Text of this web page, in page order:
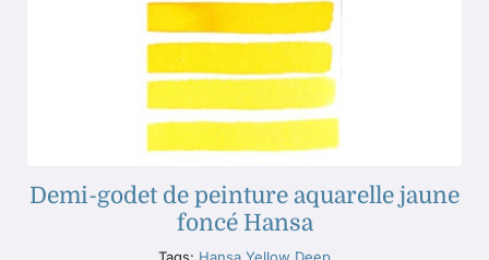
Demi-godet de peinture aquarelle jaune
foncé Hansa